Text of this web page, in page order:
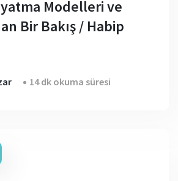
Modelleri ve
Bir Bakış / Habip
14 dk okuma süresi